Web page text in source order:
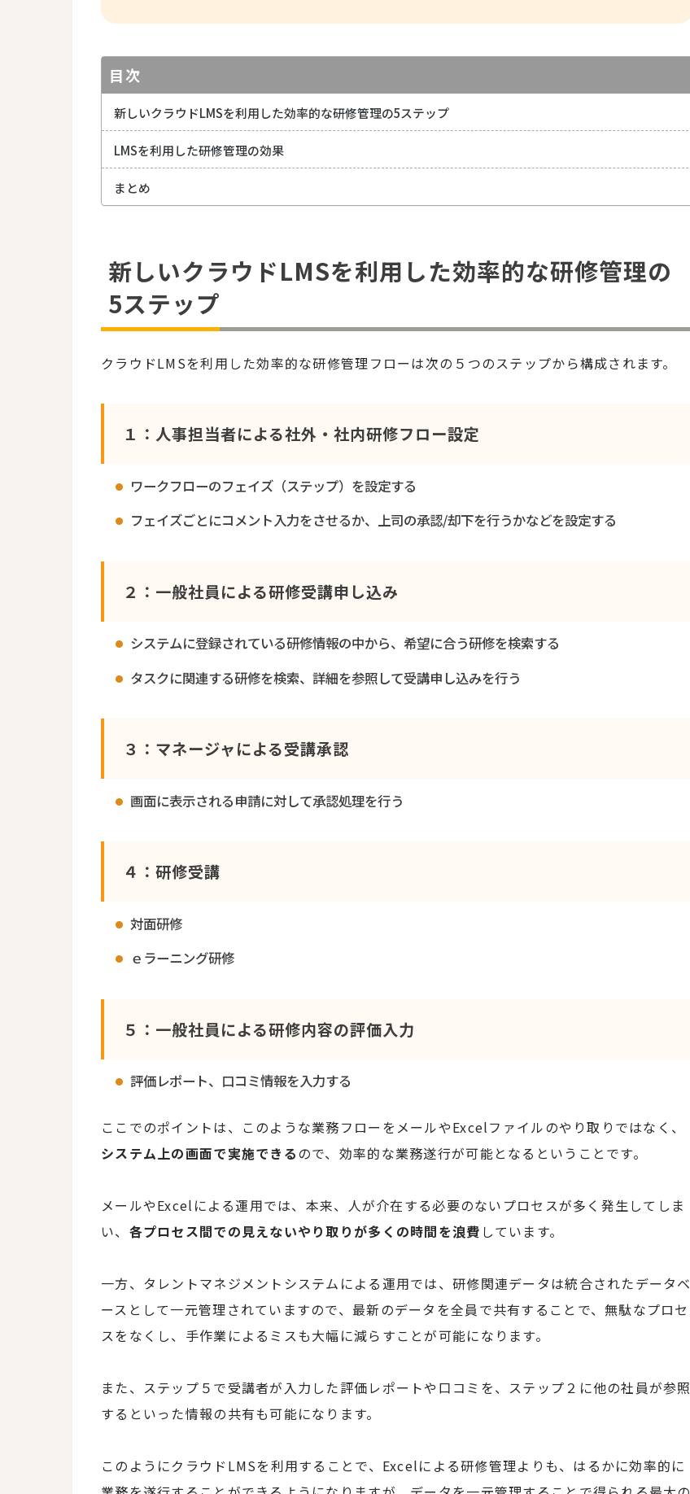
目次
新しいクラウドLMSを利用した効率的な研修管理の5ステップ
LMSを利用した研修管理の効果
まとめ
新しいクラウドLMSを利用した効率的な研修管理の
5ステップ
クラウドLMSを利用した効率的な研修管理フローは次の５つのステップから構成されます。
１：人事担当者による社外・社内研修フロー設定
ワークフローのフェイズ（ステップ）を設定する
フェイズごとにコメント入力をさせるか、上司の承認/却下を行うかなどを設定する
２：一般社員による研修受講申し込み
システムに登録されている研修情報の中から、希望に合う研修を検索する
タスクに関連する研修を検索、詳細を参照して受講申し込みを行う
３：マネージャによる受講承認
画面に表示される申請に対して承認処理を行う
４：研修受講
対面研修
ｅラーニング研修
５：一般社員による研修内容の評価入力
評価レポート、口コミ情報を入力する
ここでのポイントは、このような業務フローをメールやExcelファイルのやり取りではなく、
システム上の画面で実施できるので、効率的な業務遂行が可能となるということです。
メールやExcelによる運用では、本来、人が介在する必要のないプロセスが多く発生してしま
い、 各プロセス間での見えないやり取りが多くの時間を浪費 しています。
一方、タレントマネジメントシステムによる運用では、研修関連データは統合されたデータベ
ースとして一元管理されていますので、最新のデータを全員で共有することで、無駄なプロセ
スをなくし、手作業によるミスも大幅に減らすことが可能になります。
また、ステップ５で受講者が入力した評価レポートや口コミを、ステップ２に他の社員が参照
するといった情報の共有も可能になります。
このようにクラウドLMSを利用することで、Excelによる研修管理よりも、はるかに効率的に